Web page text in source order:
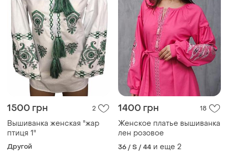
1500 грн 2
Вышиванка женская "жар
птиця 1"
Другой
1400 грн 18
Женское платье вышиванка
лен розовое
36 / S / 44 и еще 2